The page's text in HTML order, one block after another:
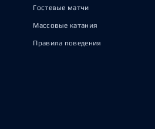
Гостевые матчи
Массовые катания
Правила поведения